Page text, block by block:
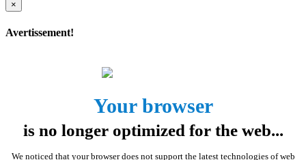
×
Avertissement!
Your browser
is no longer optimized for the web...
We noticed that your browser does not support the latest technologies of web